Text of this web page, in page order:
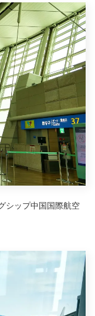
シップ中国国際航空